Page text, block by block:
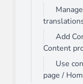
Add
Content
Use
page /